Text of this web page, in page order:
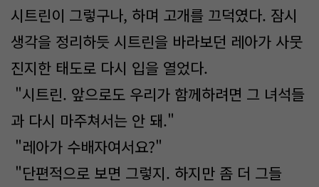
시트린이 그렇구나, 하며 고개를 끄덕였다. 잠시
생각을 정리하듯 시트린을 바라보던 레아가 사뭇
진지한 태도로 다시 입을 열었다.
"시트린. 앞으로도 우리가 함께하려면​ 그 녀석들
과 다시 마주쳐서는 안 돼."
"레아가​ 수배자여서요?"
"단편적으로 보면 그렇지. 하지만 좀 더 그들